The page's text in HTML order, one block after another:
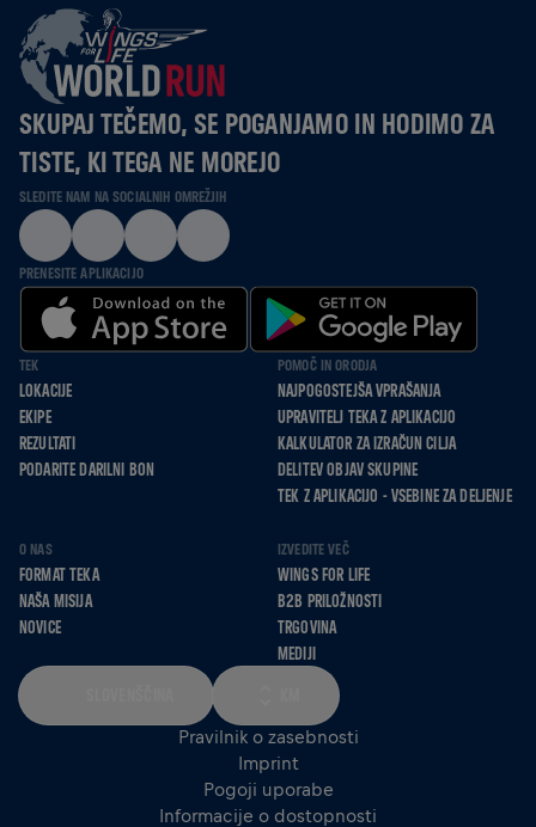
SKUPAJ TEČEMO, SE POGANJAMO IN HODIMO ZA
TISTE, KI TEGA NE MOREJO
SLEDITE NAM NA SOCIALNIH OMREŽJIH
PRENESITE APLIKACIJO
TEK
LOKACIJE
EKIPE
REZULTATI
PODARITE DARILNI BON
POMOČ IN ORODJA
NAJPOGOSTEJŠA VPRAŠANJA
UPRAVITELJ TEKA Z APLIKACIJO
KALKULATOR ZA IZRAČUN CILJA
DELITEV OBJAV SKUPINE
TEK Z APLIKACIJO - VSEBINE ZA DELJENJE
O NAS
FORMAT TEKA
NAŠA MISIJA
NOVICE
IZVEDITE VEČ
WINGS FOR LIFE
B2B PRILOŽNOSTI
TRGOVINA
MEDIJI
Pravilnik o zasebnosti
Imprint
Pogoji uporabe
Informacije o dostopnosti